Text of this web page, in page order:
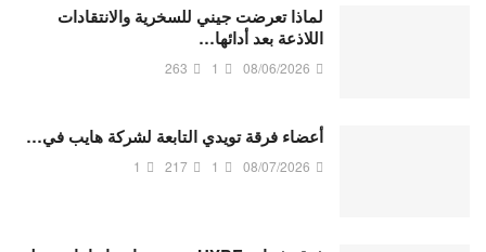
لماذا تعرضت جيني للسخرية والانتقادات
اللاذعة بعد أدائها…
08/06/2026
1
263
أعضاء فرقة تويدي التابعة لشركة هايب في…
08/07/2026
1
217
1